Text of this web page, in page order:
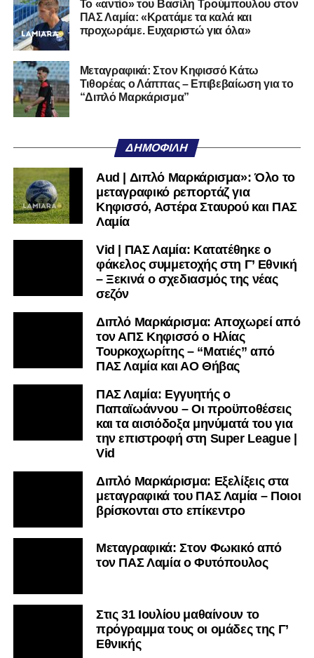
ποδοσφαιρική του διαδρομή από τον Απόλλωνα Σμύρνης.
Τον καλωσορίζουμε στην οικογένεια του Σαρωνικού και
του ευχόμαστε υγεία και επιτυχίες.»
Ακολουθήστε τοlamiara.grστοGoogle Newsγια να
μαθαίνετε πρώτοι τα κυανόλευκα νέα στην Ελλάδα και τον
Twitterκαι στοInstagram
μαθαίνετε σε χρόνο dt όλα τα νέα.
Το «αντίο» του Βασίλη Τρούμπουλου στον
ΠΑΣ Λαμία: «Κρατάμε τα καλά και
προχωράμε. Ευχαριστώ για όλα»
Μεταγραφικά: Στον Κηφισσό Κάτω
Τιθορέας ο Λάππας – Επιβεβαίωση για το
“Διπλό Μαρκάρισμα”
ΔΗΜΟΦΙΛΉ
Aud | Διπλό Μαρκάρισμα»: Όλο το
μεταγραφικό ρεπορτάζ για
Κηφισσό, Αστέρα Σταυρού και ΠΑΣ
Λαμία
Vid | ΠΑΣ Λαμία: Κατατέθηκε ο
φάκελος συμμετοχής στη Γ’ Εθνική
– Ξεκινά ο σχεδιασμός της νέας
σεζόν
Διπλό Μαρκάρισμα: Αποχωρεί από
τον ΑΠΣ Κηφισσό ο Ηλίας
Τουρκοχωρίτης – “Ματιές” από
ΠΑΣ Λαμία και ΑΟ Θήβας
ΠΑΣ Λαμία: Εγγυητής ο
Παπαϊωάννου – Οι προϋποθέσεις
και τα αισιόδοξα μηνύματά του για
την επιστροφή στη Super League |
Vid
Διπλό Μαρκάρισμα: Εξελίξεις στα
μεταγραφικά του ΠΑΣ Λαμία – Ποιοι
βρίσκονται στο επίκεντρο
Μεταγραφικά: Στον Φωκικό από
τον ΠΑΣ Λαμία ο Φυτόπουλος
Στις 31 Ιουλίου μαθαίνουν το
πρόγραμμα τους οι ομάδες της Γ’
Εθνικής